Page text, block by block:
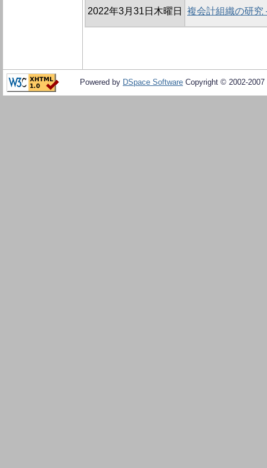
2022年3月31日木曜日 複会計組織の研
Powered by DSpace Software Copyright © 2002-2007